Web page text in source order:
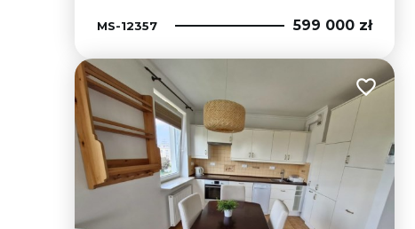
MS-12357 599 000 zł
Dodaj